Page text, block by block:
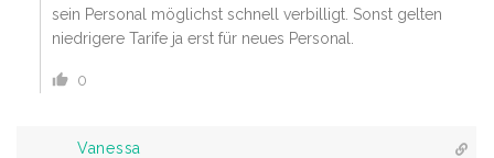
sein Personal möglichst schnell verbilligt. Sonst gelten
niedrigere Tarife ja erst für neues Personal.
0
Vanessa